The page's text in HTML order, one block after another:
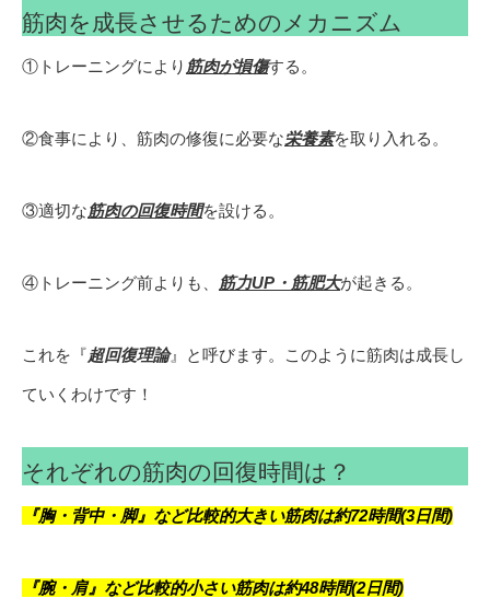
筋肉を成長させるためのメカニズム
①トレーニングにより 筋肉が損傷する。
②食事により、筋肉の修復に必要な栄養素を取り入れる。
③適切な筋肉の回復時間を設ける。
④トレーニング前よりも、 筋力UP・筋肥大が起きる。
これを『超回復理論』と呼びます。このように筋肉は成長し
ていくわけです！
それぞれの筋肉の回復時間は？
『胸・背中・脚』など比較的大きい筋肉は約72時間(3日間)
『腕・肩』など比較的小さい筋肉は約48時間(2日間)